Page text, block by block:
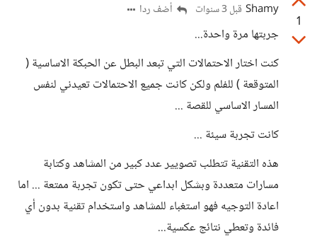
1
Shamy قبل 3 سنوات أضف ردا
جربتها مرة واحدة...
كنت اختار الاحتمالات التي تبعد البطل عن الحبكة الاساسية (
المتوقعة ) للفلم ولكن كانت جميع الاحتمالات تعيدني لنفس
المسار الاساسي للقصة ...
كانت تجربة سيئة ...
هذه التقنية تتطلب تصويير عدد كبير من المشاهد وكتابة
مسارات متعددة وبشكل ابداعي حتى تكون تجربة ممتعة ... اما
اعادة التوجيه فهو استغباء للمشاهد واستخدام تقنية بدون أي
فائدة وتعطي نتائج عكسية...